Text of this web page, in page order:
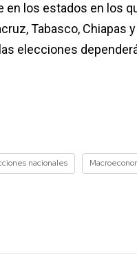
en los estados en los
Tabasco,
elecciones
nacionales